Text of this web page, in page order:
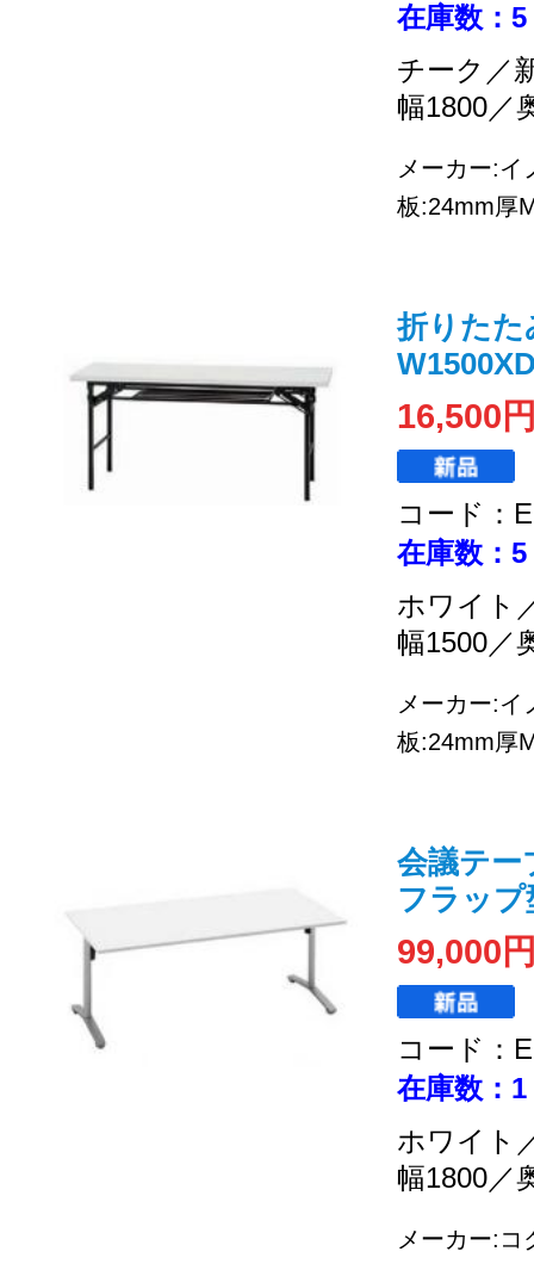
在庫数：5
チーク／
幅1800／
メーカー:イ
板:24mm厚
折りたた
16,500
コード：
在庫数：5
ホワイト
幅1500／
メーカー:イ
板:24mm厚
会議テー
フラップ
99,000
コード：
在庫数：1
ホワイト
幅1800／
メーカー:コ